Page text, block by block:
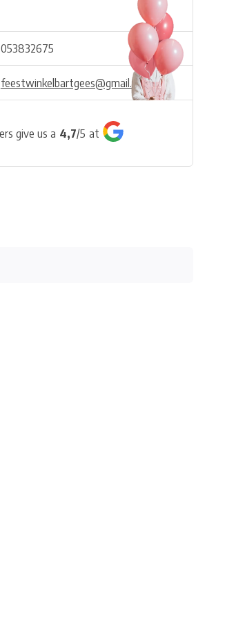
053832675
feestwinkelbartgees@gmail.com
give us a 4,7/5 at